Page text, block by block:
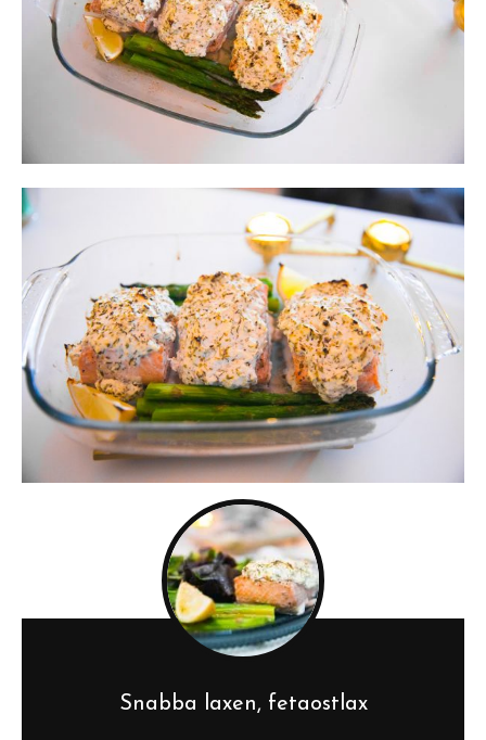
Snabba laxen, fetaostlax